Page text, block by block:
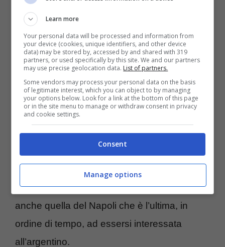
mercato di entrambe le squadre.
A sorpresa, infatti,nella lista della spesa
della Juventus è entrato anche il
centrocampista Guido Rodriguez. Il
30enne, che ha il contratto in scadenza con il
Betis Siviglia, può arrivare in bianconero a
parametro zero.
Prima, però, bisognerà superare la
concorrenza anche di altre società tra cui
anche quella del Napoli che è l’ultima, in
ordine di tempo, ad essersi interessata
all’argentino.
Learn more
Your personal data will be processed and information from
your device (cookies, unique identifiers, and other device
data) may be stored by, accessed by and shared with 319
partners, or used specifically by this site. We and our partners
may use precise geolocation data. List of partners.
Some vendors may process your personal data on the basis
of legitimate interest, which you can object to by managing
your options below. Look for a link at the bottom of this page
or in the site menu to manage or withdraw consent in privacy
and cookie settings.
Consent
Manage options